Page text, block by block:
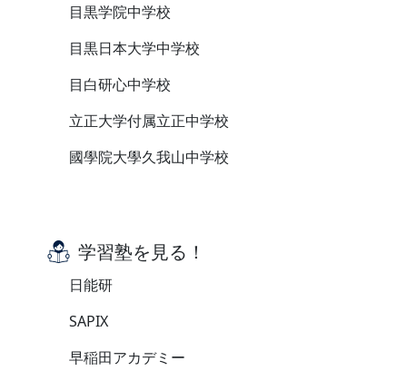
目黒学院中学校
目黒日本大学中学校
目白研心中学校
立正大学付属立正中学校
國學院大學久我山中学校
学習塾を見る！
日能研
SAPIX
早稲田アカデミー